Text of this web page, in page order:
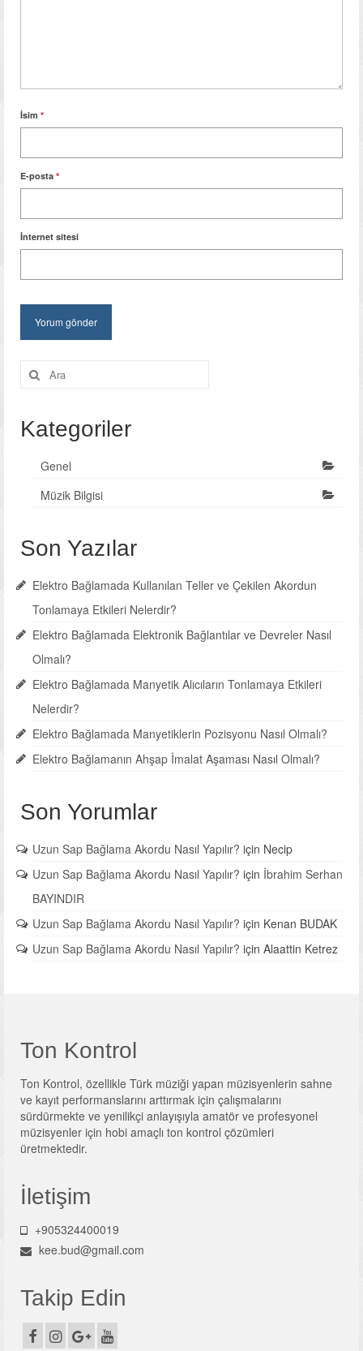
İsim *
E-posta *
İnternet sitesi
Şunu
ara:
Kategoriler
Genel
Müzik Bilgisi
Son Yazılar
Elektro Bağlamada Kullanılan Teller ve Çekilen Akordun
Tonlamaya Etkileri Nelerdir?
Elektro Bağlamada Elektronik Bağlantılar ve Devreler Nasıl
Olmalı?
Elektro Bağlamada Manyetik Alıcıların Tonlamaya Etkileri
Nelerdir?
Elektro Bağlamada Manyetiklerin Pozisyonu Nasıl Olmalı?
Elektro Bağlamanın Ahşap İmalat Aşaması Nasıl Olmalı?
Son Yorumlar
Uzun Sap Bağlama Akordu Nasıl Yapılır? için Necip
Uzun Sap Bağlama Akordu Nasıl Yapılır? için İbrahim Serhan
BAYINDIR
Uzun Sap Bağlama Akordu Nasıl Yapılır? için Kenan BUDAK
Uzun Sap Bağlama Akordu Nasıl Yapılır? için Alaattin Ketrez
Ton Kontrol
Ton Kontrol, özellikle Türk müziği yapan müzisyenlerin sahne
ve kayıt performanslarını arttırmak için çalışmalarını
sürdürmekte ve yenilikçi anlayışıyla amatör ve profesyonel
müzisyenler için hobi amaçlı ton kontrol çözümleri
üretmektedir.
İletişim
+905324400019
kee.bud@gmail.com
Takip Edin